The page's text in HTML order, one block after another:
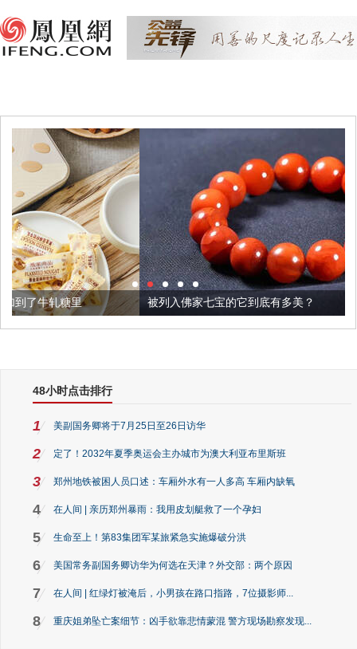
被列入佛家七宝的它到底有多美？
48小时点击排行
1 美副国务卿将于7月25日至26日访华
2 定了！2032年夏季奥运会主办城市为澳大利亚布里斯班
3 郑州地铁被困人员口述：车厢外水有一人多高 车厢内缺氧
4 在人间 | 亲历郑州暴雨：我用皮划艇救了一个孕妇
5 生命至上！第83集团军某旅紧急实施爆破分洪
6 美国常务副国务卿访华为何选在天津？外交部：两个原因
7 在人间 | 红绿灯被淹后，小男孩在路口指路，7位摄影师...
8 重庆姐弟坠亡案细节：凶手欲靠悲情蒙混 警方现场勘察发现...